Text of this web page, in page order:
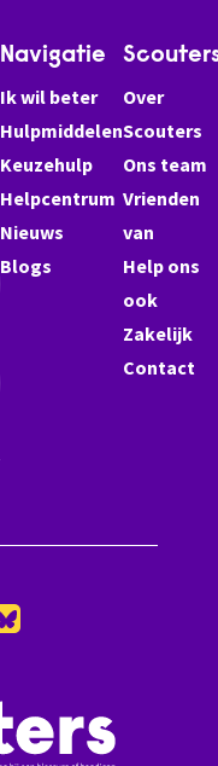
Navigatie
Ik wil beter
Hulpmiddelen
Keuzehulp
Helpcentrum
Nieuws
Blogs
Over
Scouters
Ons team
Vrienden
van
Help ons
ook
Zakelijk
Contact